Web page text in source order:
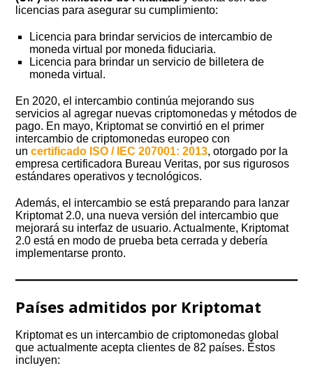
licencias para asegurar su cumplimiento:
Licencia para brindar servicios de intercambio de
moneda virtual por moneda fiduciaria.
Licencia para brindar un servicio de billetera de
moneda virtual.
En 2020, el intercambio continúa mejorando sus
servicios al agregar nuevas criptomonedas y métodos de
pago. En mayo, Kriptomat se convirtió en el primer
intercambio de criptomonedas europeo con
uncertificado ISO / IEC 207001: 2013, otorgado por la
empresa certificadora Bureau Veritas, por sus rigurosos
estándares operativos y tecnológicos.
Además, el intercambio se está preparando para lanzar
Kriptomat 2.0, una nueva versión del intercambio que
mejorará su interfaz de usuario. Actualmente, Kriptomat
2.0 está en modo de prueba beta cerrada y debería
implementarse pronto.
Países admitidos por Kriptomat
Kriptomat es un intercambio de criptomonedas global
que actualmente acepta clientes de 82 países. Éstos
incluyen: